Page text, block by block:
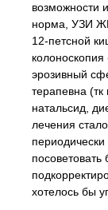
возможности
норма, УЗИ
12-петсной
колоноскопия
эрозивный
терапевна (тк
натальсид,
лечения
хотелось бы